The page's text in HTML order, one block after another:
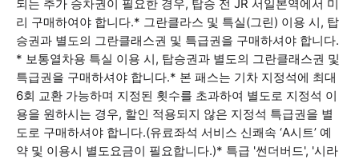
되는 추가 승차권이 필요한 경우, 탑승 전 JR 서일본역에서 미
리 구매하여야 합니다.* 그란클라스 및 특실(그린) 이용 시, 탑
승권과 별도의 그란클래스권 및 특급권을 구매하셔야 합니다.
* 보통열차용 특실 이용 시, 탑승권과 별도의 그란클래스권 및
특급권을 구매하셔야 합니다.* 본 패스는 기차 지정석에 최대
6회 교환 가능하며 지정된 횟수를 초과하여 별도로 지정석 이
용을 원하시는 경우, 할인 적용되지 않은 지정석 특급권을 별
도로 구매하셔야 합니다.(유료좌석 서비스 신쾌속 ‘A시트’ 예
약 및 이용시 별도요금이 필요합니다.)* 특급 '썬더버드', '시라